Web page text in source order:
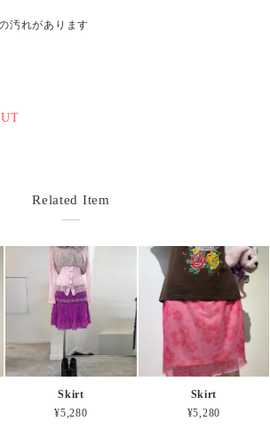
汚れがあります
Related Item
Skirt
¥5,280
Skirt
¥5,280